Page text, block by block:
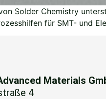
Solder Chemistry
für SMT- und
Materials
4